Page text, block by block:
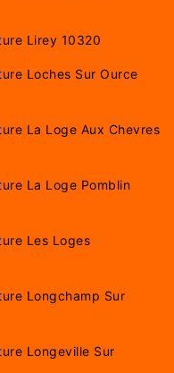
Lirey 10320
Loches Sur Ource
La Loge Aux Chevres
La Loge Pomblin
Les Loges
Longchamp Sur
Longeville Sur